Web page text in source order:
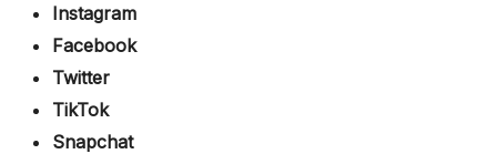
Instagram
Facebook
Twitter
TikTok
Snapchat